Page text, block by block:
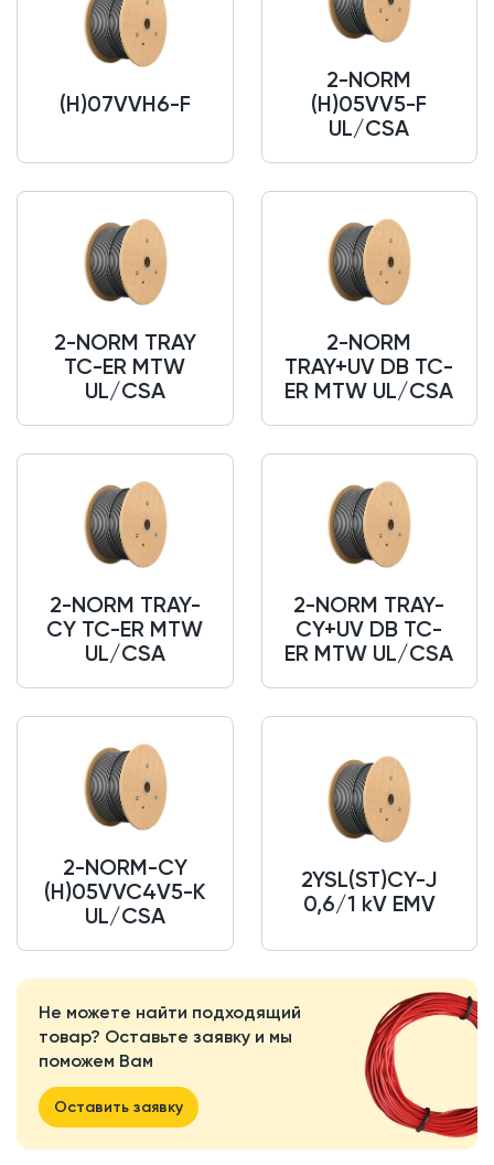
(H)07VVH6-F
2-NORM
(H)05VV5-F
UL/CSA
2-NORM TRAY
TC-ER MTW
UL/CSA
2-NORM
TRAY+UV DB TC-
ER MTW UL/CSA
2-NORM TRAY-
CY TC-ER MTW
UL/CSA
2-NORM TRAY-
CY+UV DB TC-
ER MTW UL/CSA
2-NORM-CY
(H)05VVC4V5-K
UL/CSA
2YSL(ST)CY-J
0,6/1 kV EMV
Не можете найти подходящий
товар? Оставьте заявку и мы
поможем Вам
Оставить заявку